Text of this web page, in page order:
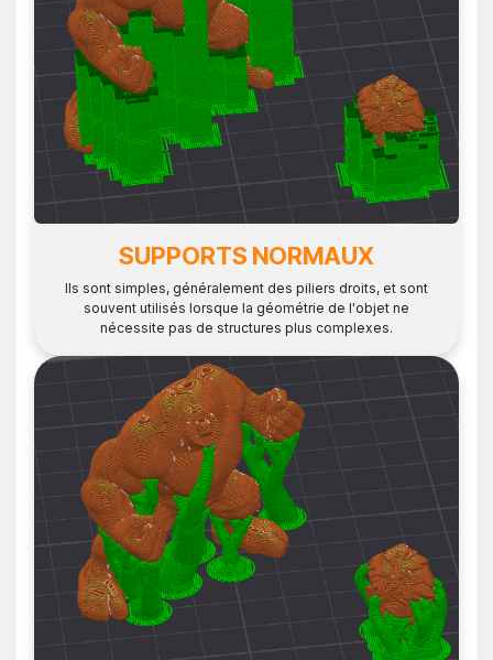
SUPPORTS NORMAUX
Ils sont simples, généralement des piliers droits, et sont
souvent utilisés lorsque la géométrie de l'objet ne
nécessite pas de structures plus complexes.